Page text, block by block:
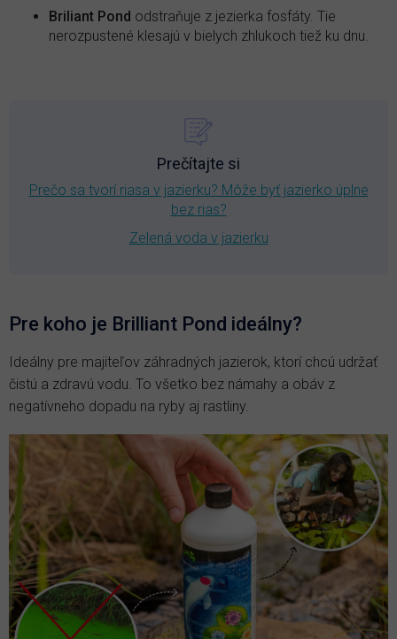
Briliant Pond odstraňuje z jezierka fosfáty. Tie
nerozpustené klesajú v bielych zhlukoch tiež ku dnu.
Prečítajte si
Prečo sa tvorí riasa v jazierku? Môže byť jazierko úplne
bez rias?
Zelená voda v jazierku
Pre koho je Brilliant Pond ideálny?
Ideálny pre majiteľov záhradných jazierok, ktorí chcú udržať
čistú a zdravú vodu. To všetko bez námahy a obáv z
negatívneho dopadu na ryby aj rastliny.